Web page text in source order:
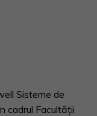
Sisteme de
cadrul Facultății